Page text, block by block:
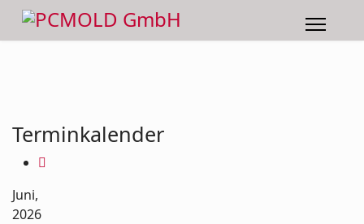
Terminkalender
Juni,
2026